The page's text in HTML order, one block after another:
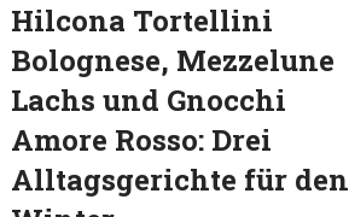
Hilcona Tortellini
Bolognese, Mezzelune
Lachs und Gnocchi
Amore Rosso: Drei
Alltagsgerichte für den